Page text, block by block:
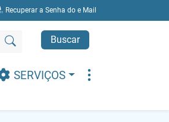
Recuperar a Senha do e Mail
Buscar
SERVIÇOS